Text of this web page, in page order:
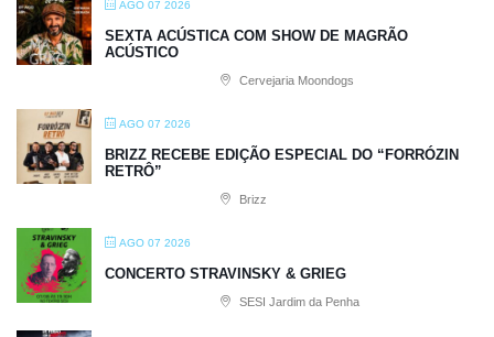
AGO 07 2026
SEXTA ACÚSTICA COM SHOW DE MAGRÃO
ACÚSTICO
Cervejaria Moondogs
AGO 07 2026
BRIZZ RECEBE EDIÇÃO ESPECIAL DO “FORRÓZIN
RETRÔ”
Brizz
AGO 07 2026
CONCERTO STRAVINSKY & GRIEG
SESI Jardim da Penha